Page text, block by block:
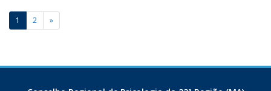
Paginação
posts
1 2 »